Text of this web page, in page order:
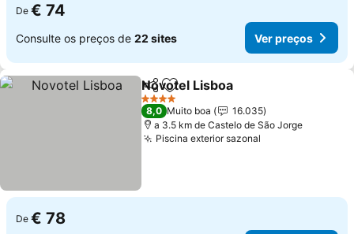
De € 74
Consulte os preços de 22 sites Ver preços
PartilharAdicionar aos favoritos
Novotel Lisboa
4 Estrelas
8,0 Muito boa
16.035
a 3.5 km de Castelo de São Jorge
Piscina exterior sazonal
De € 78